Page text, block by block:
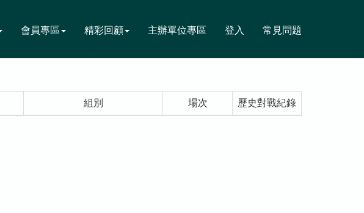
會員專區 精彩回顧 主辦單位專區 登入 常見問題
組別 場次 歷史對戰紀錄